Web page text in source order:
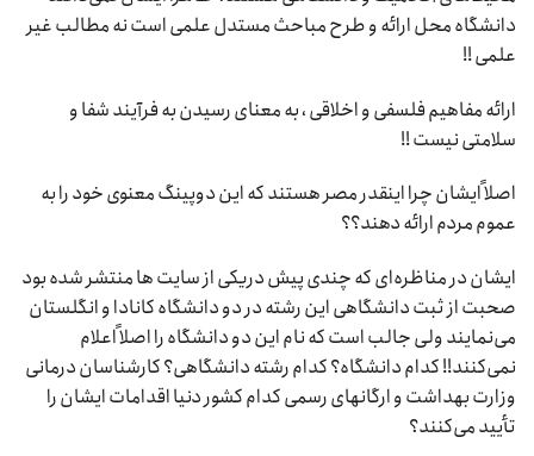
دانشگاه محل ارائه و طرح مباحث مستدل علمی است نه مطالب غیر
علمی !!
ارائه مفاهیم فلسفی و اخلاقی ، به معنای رسیدن به فرآیند شفا و
سلامتی نیست !!
اصلاً ایشان چرا اینقدر مصر هستند که این دوپینگ معنوی خود را به
عموم مردم ارائه دهند؟؟
ایشان در مناظره‌ای که چندی پیش دریکی از سایت ها منتشر شده بود
صحبت از ثبت دانشگاهی این رشته در دو دانشگاه کانادا و انگلستان
می‌نمایند ولی جالب است که نام این دو دانشگاه را اصلاً اعلام
نمی‌کنند!! کدام دانشگاه؟ کدام رشته دانشگاهی؟ کارشناسان درمانی
وزارت بهداشت و ارگانهای رسمی کدام کشور دنیا اقدامات ایشان را
تأیید می‌کنند؟